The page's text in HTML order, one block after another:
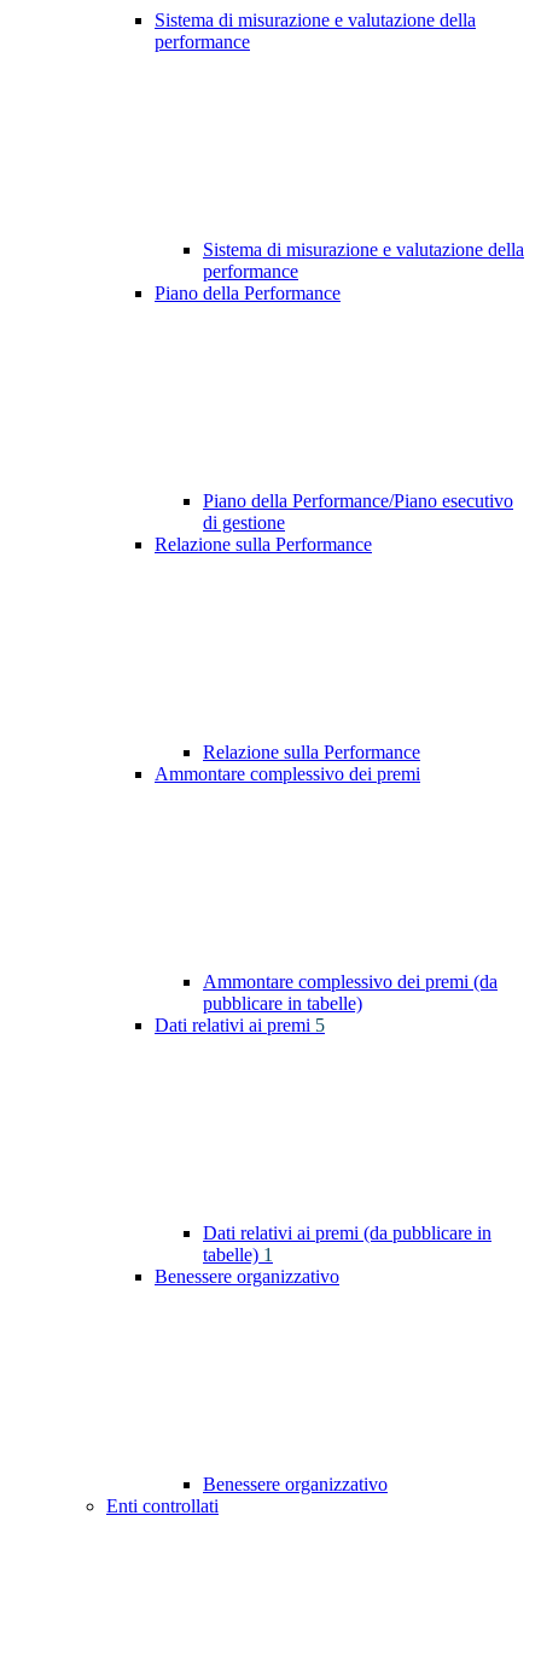
Sistema di misurazione e valutazione della
performance
Sistema di misurazione e valutazione della
performance
Piano della Performance
Piano della Performance/Piano esecutivo
di gestione
Relazione sulla Performance
Relazione sulla Performance
Ammontare complessivo dei premi
Ammontare complessivo dei premi (da
pubblicare in tabelle)
Dati relativi ai premi 5
Dati relativi ai premi (da pubblicare in
tabelle) 1
Benessere organizzativo
Benessere organizzativo
Enti controllati